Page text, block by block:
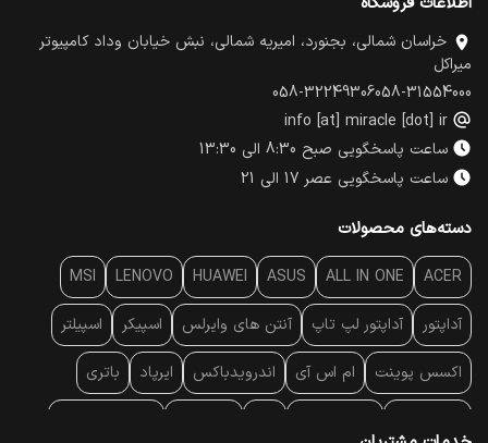
خراسان شمالی، بجنورد، امیریه شمالی، نبش خیابان وداد کامپیوتر
میراکل
058-31554000
058-32249306
info [at] miracle [dot] ir
ساعت پاسخگویی صبح 8:30 الی 13:30
ساعت پاسخگویی عصر 17 الی 21
دسته‌های محصولات
ACER
ALL IN ONE
ASUS
HUAWEI
LENOVO
MSI
آداپتور آداپتور لپ تاپ آنتن‌ های وایرلس اسپیکر اسپیلتر
اکسس پوینت ام اس آی اندرویدباکس ایرپاد باتری